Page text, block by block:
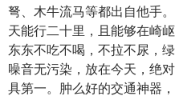
弩、木牛流马等都出自他手
天能行二十里，且能够在崎
东东不吃不喝，不拉不尿，
噪音无污染，放在今天，绝
具第一。肿么好的交通神器